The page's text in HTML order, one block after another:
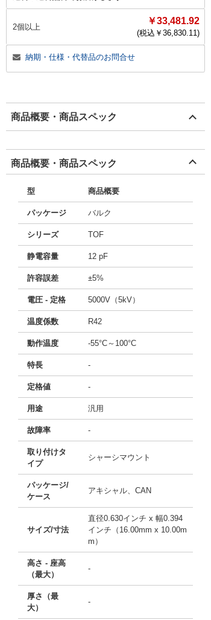
2個以上
￥33,481.92
(税込￥ 36,830.11)
納期・仕様・代替品のお問合せ
商品概要・商品スペック
商品概要・商品スペック
型 商品概要
パッケージ バルク
シリーズ TOF
静電容量 12 pF
許容誤差 ±5%
電圧 - 定格 5000V（5kV）
温度係数 R42
動作温度 -55°C～100°C
特長 -
定格値 -
用途 汎用
故障率 -
取り付けタ
イプ
シャーシマウント
パッケージ/
ケース
アキシャル、CAN
サイズ/寸法
直径0.630インチ x 幅0.394
インチ（16.00mm x 10.00m
m）
高さ - 座高
（最大）
-
厚さ（最
大）
-